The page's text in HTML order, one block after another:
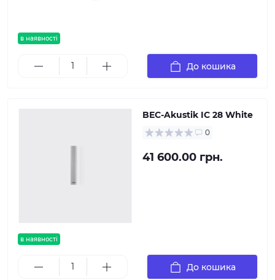
в наявності
До кошика
в наявності
BEC-Akustik IC 28 White
0
41 600.00 грн.
До кошика